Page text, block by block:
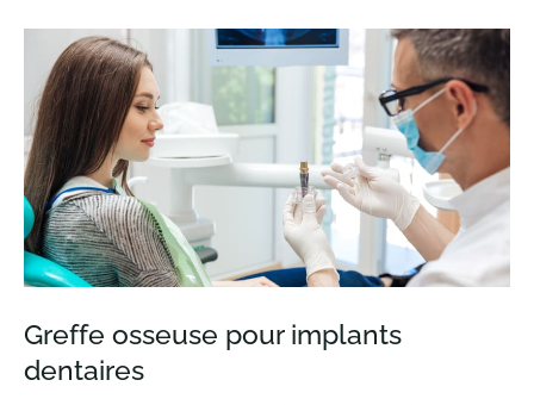
Greffe osseuse pour implants
dentaires